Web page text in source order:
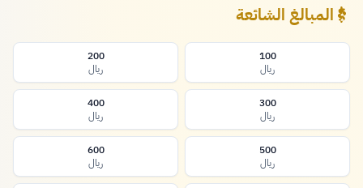
المبالغ الشائعة
100
ريال
200
ريال
300
ريال
400
ريال
500
ريال
600
ريال